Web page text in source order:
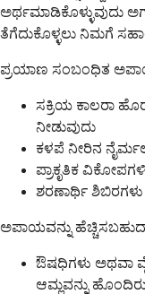
ಅರ್ಥಮಾಡಿಕೊಳ್ಳುವುದು
ತೆಗೆದುಕೊಳ್ಳಲು ನಿಮಗೆ
ಪ್ರಯಾಣ ಸಂಬಂಧಿತ
ಸಕ್ರಿಯ ಕಾಲರಾ
ನೀಡುವುದು
ಕಳಪೆ ನೀರಿನ
ಪ್ರಾಕೃತಿಕ
ಶರಣಾರ್ಥಿ
ಅಪಾಯವನ್ನು
ಔಷಧಿಗಳು ಅಥವಾ
ಆಮ್ಲವನ್ನು